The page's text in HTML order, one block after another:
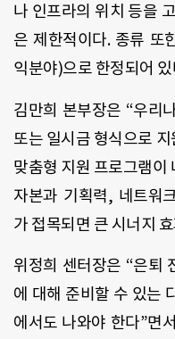
나 인프라의 위치 등을
은 제한적이다. 종류 또
익분야)으로 한정되어 있
김만희 본부장은 “우리
또는 일시금 형식으로
맞춤형 지원 프로그램이
자본과 기획력, 네트워
가 접목되면 큰 시너지
위정희 센터장은 “은퇴
에 대해 준비할 수 있는
에서도 나와야 한다”면